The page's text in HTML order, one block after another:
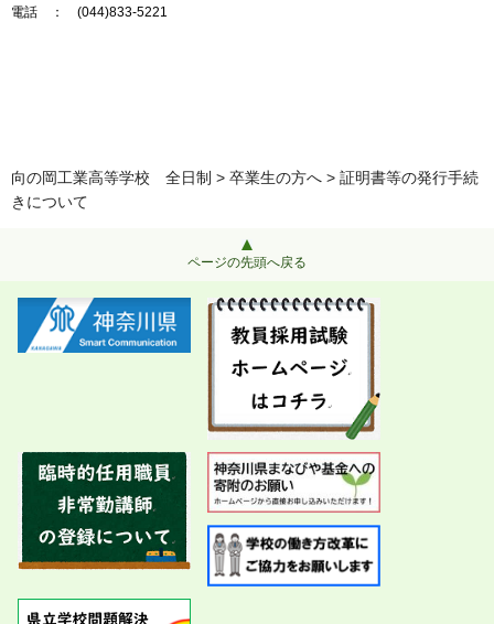
電話 ： (044)833-5221
向の岡工業高等学校 全日制 > 卒業生の方へ > 証明書等の発行手続
きについて
ページの先頭へ戻る